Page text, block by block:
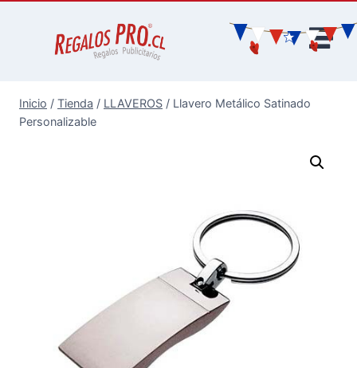
Inicio / Tienda / LLAVEROS / Llavero Metálico Satinado
Personalizable